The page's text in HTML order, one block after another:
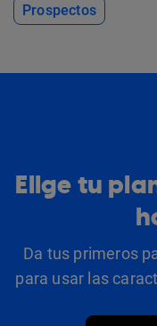
Prospectos
Elige tu
Da tus primeros
para usar las